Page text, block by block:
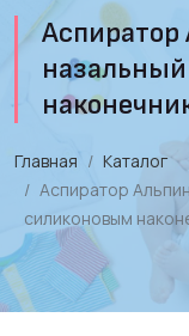
Аспиратор
Главная
Каталог
Аспиратор
силиконовым